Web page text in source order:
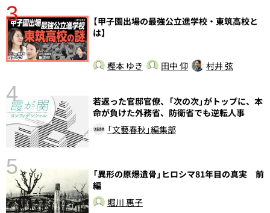
3
【甲子園出場の最強公立進学校・東筑高校と
は】
樫本 ゆき 田中 仰 村井 弦
4
若返った官邸官僚、「次の次」がトップに、本
命が負けた外務省、防衛省でも逆転人事
「文藝春秋」編集部
5
「異形の原爆遺骨」ヒロシマ81年目の真実 前
編
堀川 惠子